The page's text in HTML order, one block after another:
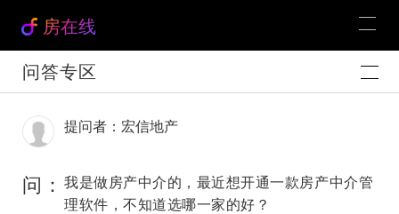
房在线
问答专区
提问者：宏信地产
问： 我是做房产中介的，最近想开通一款房产中介管
理软件，不知道选哪一家的好？